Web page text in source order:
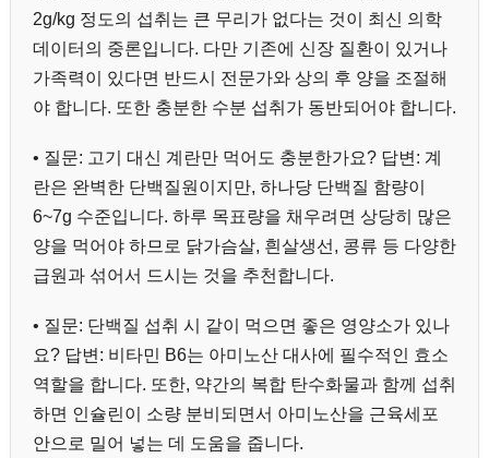
2g/kg 정도의 섭취는 큰 무리가 없다는 것이 최신 의학
데이터의 중론입니다. 다만 기존에 신장 질환이 있거나
가족력이 있다면 반드시 전문가와 상의 후 양을 조절해
야 합니다. 또한 충분한 수분 섭취가 동반되어야 합니다.
• 질문: 고기 대신 계란만 먹어도 충분한가요? 답변: 계
란은 완벽한 단백질원이지만, 하나당 단백질 함량이
6~7g 수준입니다. 하루 목표량을 채우려면 상당히 많은
양을 먹어야 하므로 닭가슴살, 흰살생선, 콩류 등 다양한
급원과 섞어서 드시는 것을 추천합니다.
• 질문: 단백질 섭취 시 같이 먹으면 좋은 영양소가 있나
요? 답변: 비타민 B6는 아미노산 대사에 필수적인 효소
역할을 합니다. 또한, 약간의 복합 탄수화물과 함께 섭취
하면 인슐린이 소량 분비되면서 아미노산을 근육세포
안으로 밀어 넣는 데 도움을 줍니다.